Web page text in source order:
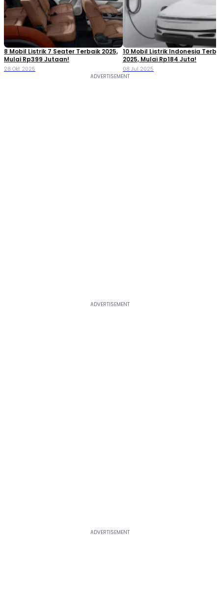
8 Mobil Listrik 7 Seater Terbaik 2025,
Mulai Rp399 Jutaan!
28 Okt 2025
10 Mobil Listrik Indonesia
2025, Mulai Rp184 Juta!
08 Jul 2025